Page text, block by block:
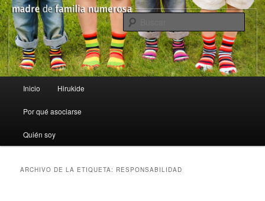
Madre de Familia Numerosa
Madre de Familia Numerosa
Ir al contenido principal
Ir al contenido secundario
Inicio Hirukide
Por qué asociarse
Quién soy
ARCHIVO DE LA ETIQUETA: RESPONSABILIDAD